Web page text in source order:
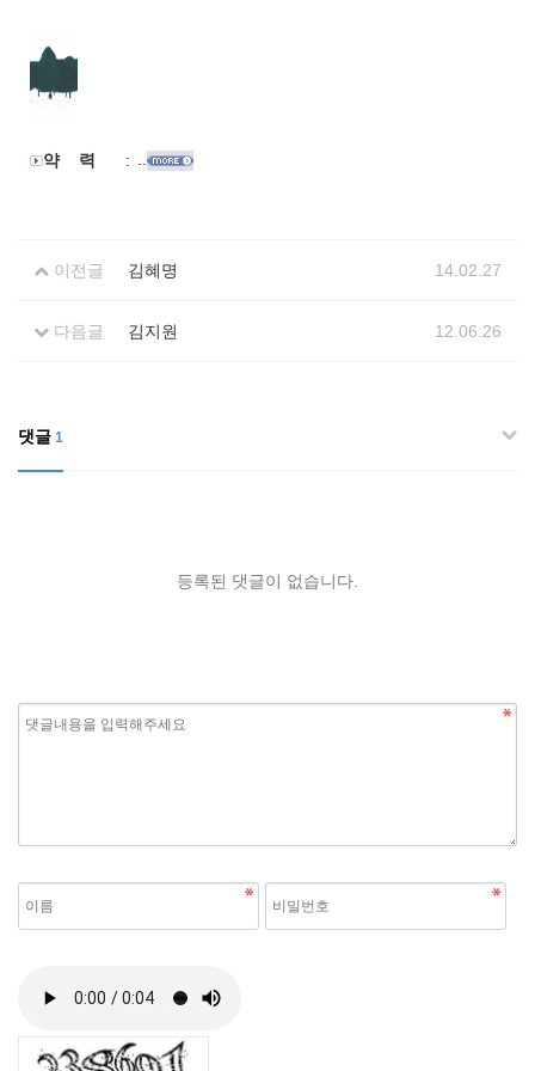
약 력 :
이전글 김혜명 14.02.27
다음글 김지원 12.06.26
댓글 1
등록된 댓글이 없습니다.